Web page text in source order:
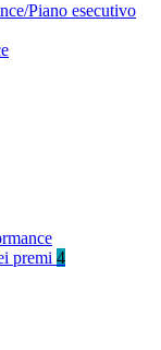
Piano esecutivo
premi 4